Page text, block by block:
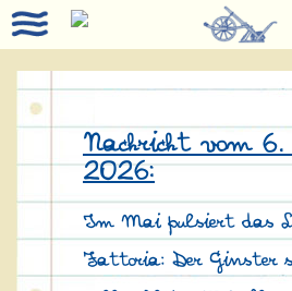
Nachricht vom
2026:
Im Mai pulsiert das
Fattoria: Der Ginster